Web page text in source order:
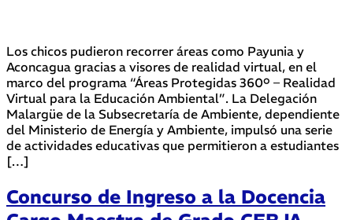
Los chicos pudieron recorrer áreas como Payunia y
Aconcagua gracias a visores de realidad virtual, en el
marco del programa “Áreas Protegidas 360º – Realidad
Virtual para la Educación Ambiental”. La Delegación
Malargüe de la Subsecretaría de Ambiente, dependiente
del Ministerio de Energía y Ambiente, impulsó una serie
de actividades educativas que permitieron a estudiantes
[…]
Concurso de Ingreso a la Docencia